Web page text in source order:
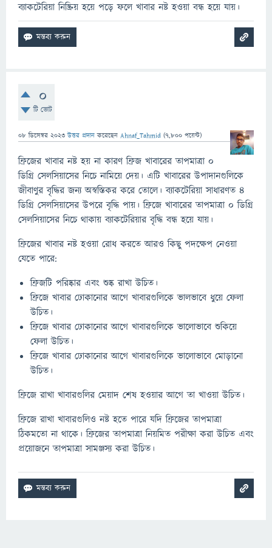
ব্যাকটেরিয়া নিষ্ক্রিয় হয়ে পড়ে ফলে খাবার নষ্ট হওয়া বন্ধ হয়ে যায়।
0
টি ভোট
08 ডিসেম্বর 2023 উত্তর প্রদান করেছেন Ahnaf_Tahmid (7,800 পয়েন্ট)
ফ্রিজের খাবার নষ্ট হয় না কারণ ফ্রিজ খাবারের তাপমাত্রা 0
ডিগ্রি সেলসিয়াসের নিচে নামিয়ে দেয়। এটি খাবারের উপাদানগুলিকে
জীবাণুর বৃদ্ধির জন্য অস্বস্তিকর করে তোলে। ব্যাকটেরিয়া সাধারণত 4
ডিগ্রি সেলসিয়াসের উপরে বৃদ্ধি পায়। ফ্রিজে খাবারের তাপমাত্রা 0 ডিগ্রি
সেলসিয়াসের নিচে থাকায় ব্যাকটেরিয়ার বৃদ্ধি বন্ধ হয়ে যায়।
ফ্রিজের খাবার নষ্ট হওয়া রোধ করতে আরও কিছু পদক্ষেপ নেওয়া
যেতে পারে:
ফ্রিজটি পরিষ্কার এবং শুষ্ক রাখা উচিত।
ফ্রিজে খাবার ঢোকানোর আগে খাবারগুলিকে ভালভাবে ধুয়ে ফেলা
উচিত।
ফ্রিজে খাবার ঢোকানোর আগে খাবারগুলিকে ভালোভাবে শুকিয়ে
ফেলা উচিত।
ফ্রিজে খাবার ঢোকানোর আগে খাবারগুলিকে ভালোভাবে মোড়ানো
উচিত।
ফ্রিজে রাখা খাবারগুলির মেয়াদ শেষ হওয়ার আগে তা খাওয়া উচিত।
ফ্রিজে রাখা খাবারগুলিও নষ্ট হতে পারে যদি ফ্রিজের তাপমাত্রা
ঠিকমতো না থাকে। ফ্রিজের তাপমাত্রা নিয়মিত পরীক্ষা করা উচিত এবং
প্রয়োজনে তাপমাত্রা সামঞ্জস্য করা উচিত।